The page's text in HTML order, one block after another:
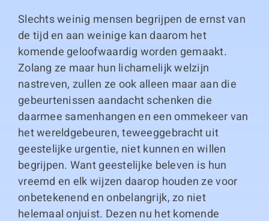
Duitse boeken
Links
Slechts weinig mensen begrijpen de ernst van
de tijd en aan weinige kan daarom het
komende geloofwaardig worden gemaakt.
Zolang ze maar hun lichamelijk welzijn
nastreven, zullen ze ook alleen maar aan die
gebeurtenissen aandacht schenken die
daarmee samenhangen en een ommekeer van
het wereldgebeuren, teweeggebracht uit
geestelijke urgentie, niet kunnen en willen
begrijpen. Want geestelijke beleven is hun
vreemd en elk wijzen daarop houden ze voor
onbetekenend en onbelangrijk, zo niet
helemaal onjuist. Dezen nu het komende